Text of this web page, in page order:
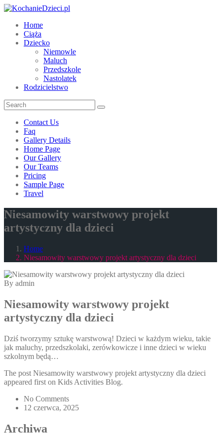
Home
Ciąża
Dziecko
Niemowle
Maluch
Przedszkole
Nastolatek
Rodzicielstwo
Contact Us
Faq
Gallery Details
Home Page
Our Gallery
Our Teams
Pricing
Sample Page
Travel
Niesamowity warstwowy projekt
artystyczny dla dzieci
Home
Niesamowity warstwowy projekt artystyczny dla dzieci
By admin
Niesamowity warstwowy projekt
artystyczny dla dzieci
Dziś tworzymy sztukę warstwową! Dzieci w każdym wieku, takie
jak maluchy, przedszkolaki, zerówkowicze i inne dzieci w wieku
szkolnym będą…
The post Niesamowity warstwowy projekt artystyczny dla dzieci
appeared first on Kids Activities Blog.
No Comments
12 czerwca, 2025
Archiwa